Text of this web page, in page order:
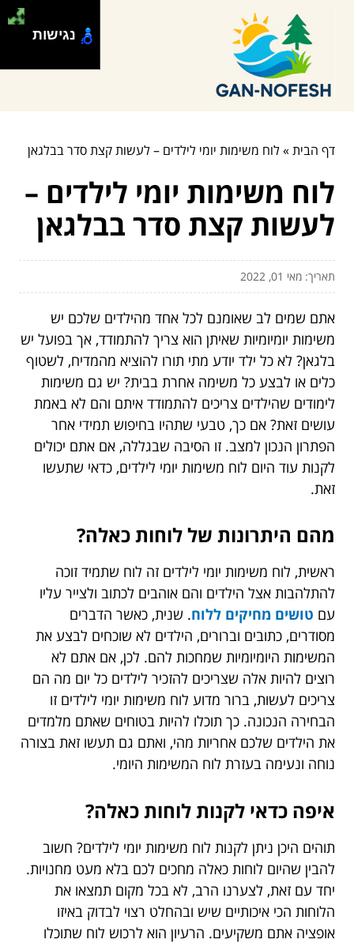
דף הבית»לוח משימות יומי לילדים – לעשות קצת סדר בבלגאן
לוח משימות יומי לילדים –
לעשות קצת סדר בבלגאן
תאריך: מאי 01, 2022
אתם שמים לב שאומנם לכל אחד מהילדים שלכם יש
משימות יומיומיות שאיתן הוא צריך להתמודד, אך בפועל יש
בלגאן? לא כל ילד יודע מתי תורו להוציא מהמדיח, לשטוף
כלים או לבצע כל משימה אחרת בבית? יש גם משימות
לימודים שהילדים צריכים להתמודד איתם והם לא באמת
עושים זאת? אם כך, טבעי שתהיו בחיפוש תמידי אחר
הפתרון הנכון למצב. זו הסיבה שבגללה, אם אתם יכולים
לקנות עוד היום לוח משימות יומי לילדים, כדאי שתעשו
זאת.
מהם היתרונות של לוחות כאלה?
ראשית, לוח משימות יומי לילדים זה לוח שתמיד זוכה
להתלהבות אצל הילדים והם אוהבים לכתוב ולצייר עליו
עם טושים מחיקים ללוח. שנית, כאשר הדברים
מסודרים, כתובים וברורים, הילדים לא שוכחים לבצע את
המשימות היומיומיות שמחכות להם. לכן, אם אתם לא
רוצים להיות אלה שצריכים להזכיר לילדים כל יום מה הם
צריכים לעשות, ברור מדוע לוח משימות יומי לילדים זו
הבחירה הנכונה. כך תוכלו להיות בטוחים שאתם מלמדים
את הילדים שלכם אחריות מהי, ואתם גם תעשו זאת בצורה
נוחה ונעימה בעזרת לוח המשימות היומי.
איפה כדאי לקנות לוחות כאלה?
תוהים היכן ניתן לקנות לוח משימות יומי לילדים? חשוב
להבין שהיום לוחות כאלה מחכים לכם בלא מעט מחנויות.
יחד עם זאת, לצערנו הרב, לא בכל מקום תמצאו את
הלוחות הכי איכותיים שיש ובהחלט רצוי לבדוק באיזו
אופציה אתם משקיעים. הרעיון הוא לרכוש לוח שתוכלו
נגישות